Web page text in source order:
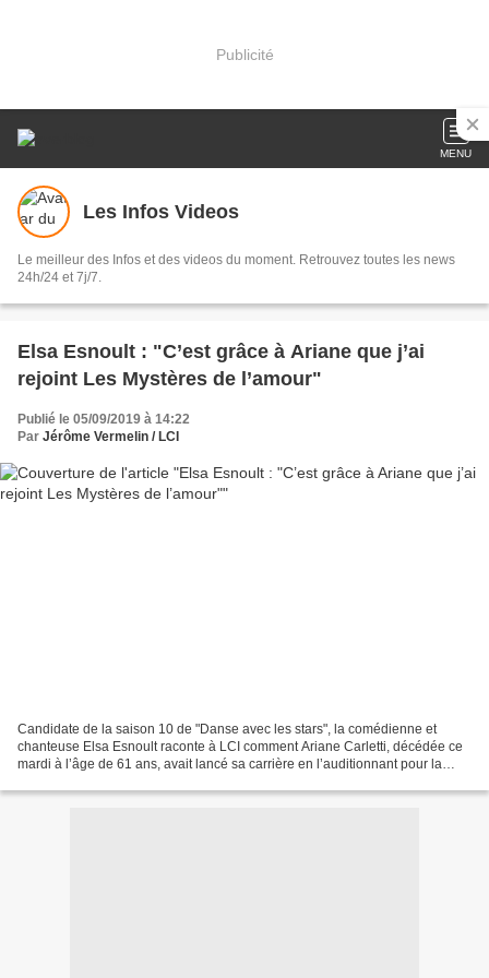
Publicité
MENU
Les Infos Videos
Le meilleur des Infos et des videos du moment. Retrouvez toutes les news
24h/24 et 7j/7.
Elsa Esnoult : "C’est grâce à Ariane que j’ai
rejoint Les Mystères de l’amour"
Publié le 05/09/2019 à 14:22
Par Jérôme Vermelin / LCI
Candidate de la saison 10 de "Danse avec les stars", la comédienne et
chanteuse Elsa Esnoult raconte à LCI comment Ariane Carletti, décédée ce
mardi à l’âge de 61 ans, avait lancé sa carrière en l’auditionnant pour la